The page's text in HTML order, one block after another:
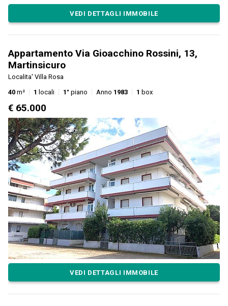
VEDI DETTAGLI IMMOBILE
Appartamento Via Gioacchino Rossini, 13,
Martinsicuro
Localita' Villa Rosa
40 m² 1 locali 1° piano Anno 1983 1 box
€ 65.000
VEDI DETTAGLI IMMOBILE